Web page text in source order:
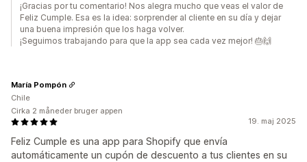
¡Gracias por tu comentario! Nos alegra mucho que veas el valor de
Feliz Cumple. Esa es la idea: sorprender al cliente en su día y dejar
una buena impresión que los haga volver.
¡Seguimos trabajando para que la app sea cada vez mejor! 🎂🙌
19. maj 2025
Feliz Cumple es una app para Shopify que envía
automáticamente un cupón de descuento a tus clientes en su
María Pompón
Chile
Cirka 2 måneder bruger appen